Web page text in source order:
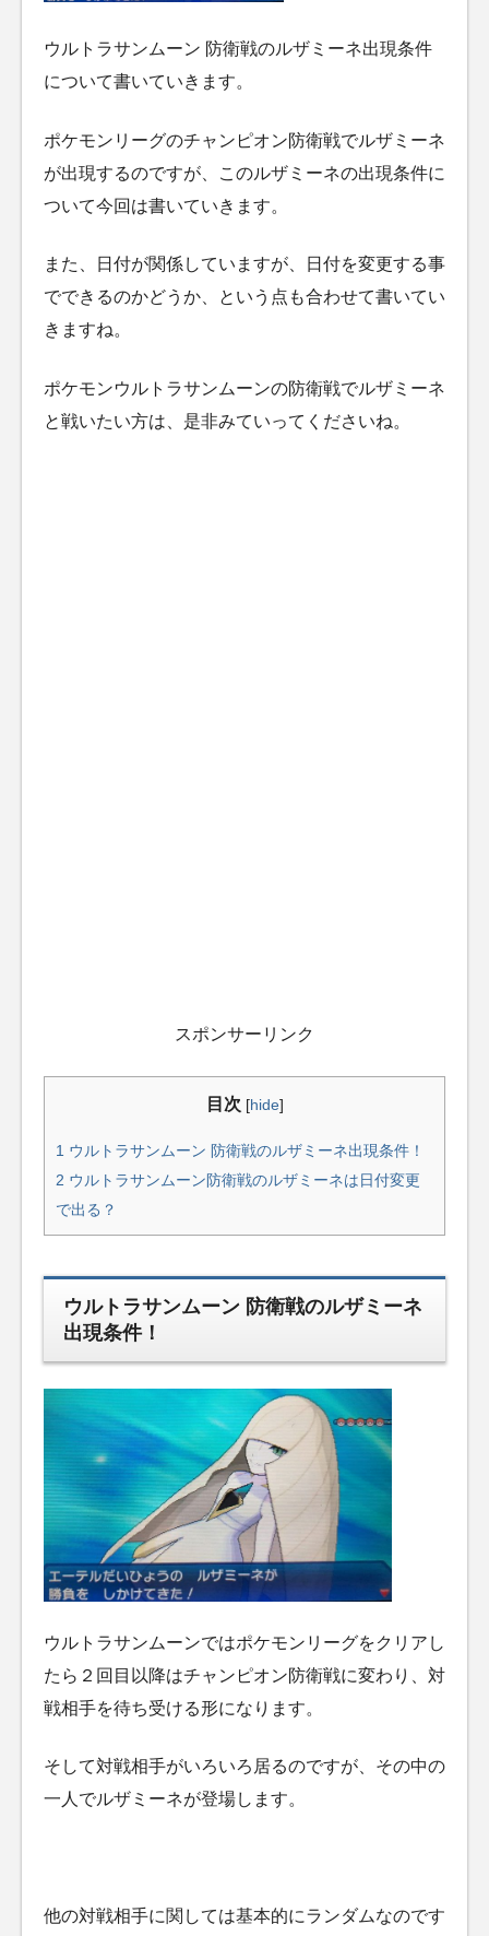
ウルトラサンムーン 防衛戦のルザミーネ出現条件
について書いていきます。
ポケモンリーグのチャンピオン防衛戦でルザミーネ
が出現するのですが、このルザミーネの出現条件に
ついて今回は書いていきます。
また、日付が関係していますが、日付を変更する事
でできるのかどうか、という点も合わせて書いてい
きますね。
ポケモンウルトラサンムーンの防衛戦でルザミーネ
と戦いたい方は、是非みていってくださいね。
スポンサーリンク
目次 [hide]
1 ウルトラサンムーン 防衛戦のルザミーネ出現条件！
2 ウルトラサンムーン防衛戦のルザミーネは日付変更
で出る？
ウルトラサンムーン 防衛戦のルザミーネ
出現条件！
ウルトラサンムーンではポケモンリーグをクリアし
たら２回目以降はチャンピオン防衛戦に変わり、対
戦相手を待ち受ける形になります。
そして対戦相手がいろいろ居るのですが、その中の
一人でルザミーネが登場します。
他の対戦相手に関しては基本的にランダムなのです